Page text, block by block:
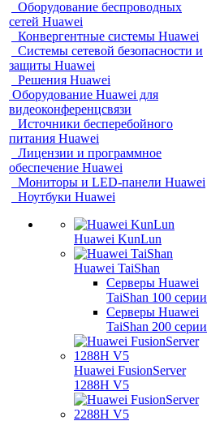
Оборудование беспроводных
сетей Huawei
Конвергентные системы Huawei
Системы сетевой безопасности и
защиты Huawei
Решения Huawei
Оборудование Huawei для
видеоконференцсвязи
Источники бесперебойного
питания Huawei
Лицензии и программное
обеспечение Huawei
Мониторы и LED-панели Huawei
Ноутбуки Huawei
Huawei KunLun
Huawei TaiShan
Серверы Huawei
TaiShan 100 серии
Серверы Huawei
TaiShan 200 серии
Huawei FusionServer
1288H V5